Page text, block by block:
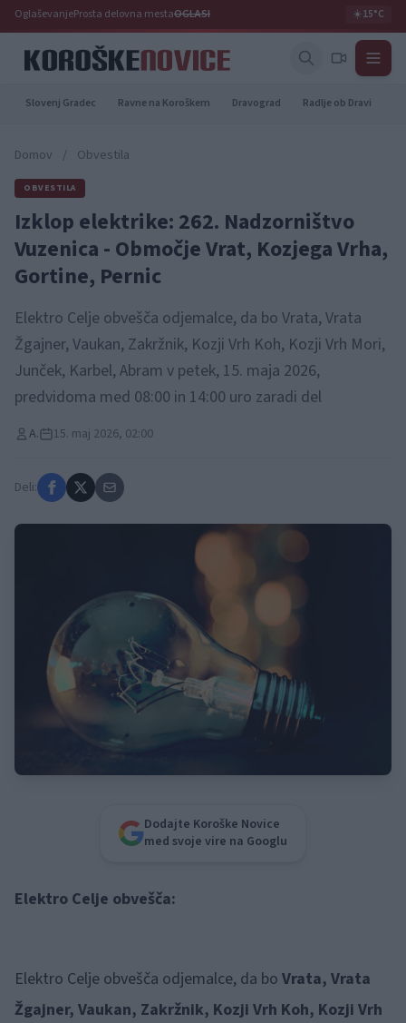
OglaševanjeProsta delovna mestaOGLASI ☀️15°C
Slovenj Gradec Ravne na Koroškem Dravograd Radlje ob Dravi
Domov / Obvestila
OBVESTILA
Izklop elektrike: 262. Nadzorništvo
Vuzenica - Območje Vrat, Kozjega Vrha,
Gortine, Pernic
Elektro Celje obvešča odjemalce, da bo Vrata, Vrata
Žgajner, Vaukan, Zakržnik, Kozji Vrh Koh, Kozji Vrh Mori,
Junček, Karbel, Abram v petek, 15. maja 2026,
predvidoma med 08:00 in 14:00 uro zaradi del
A. 15. maj 2026, 02:00
Deli:
Dodajte Koroške Novice
med svoje vire na Googlu
Elektro Celje obvešča:
Elektro Celje obvešča odjemalce, da bo Vrata, Vrata
Žgajner, Vaukan, Zakržnik, Kozji Vrh Koh, Kozji Vrh